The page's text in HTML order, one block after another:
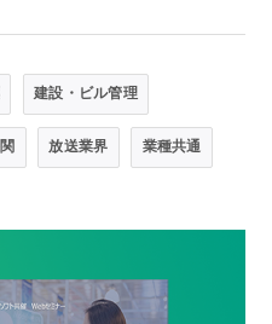
建設・ビル管理
放送業界 業種共通